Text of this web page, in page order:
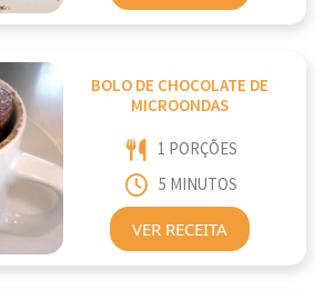
BOLO DE CHOCOLATE DE
MICROONDAS
1 PORÇÕES
5 MINUTOS
VER RECEITA